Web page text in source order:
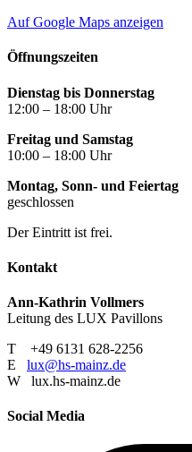
Auf Google Maps anzeigen
Öffnungszeiten
Dienstag bis Donnerstag
12:00 – 18:00 Uhr
Freitag und Samstag
10:00 – 18:00 Uhr
Montag, Sonn- und Feiertag
geschlossen
Der Eintritt ist frei.
Kontakt
Ann-Kathrin Vollmers
Leitung des LUX Pavillons
T +49 6131 628-2256
E lux@hs-mainz.de
W lux.hs-mainz.de
Social Media